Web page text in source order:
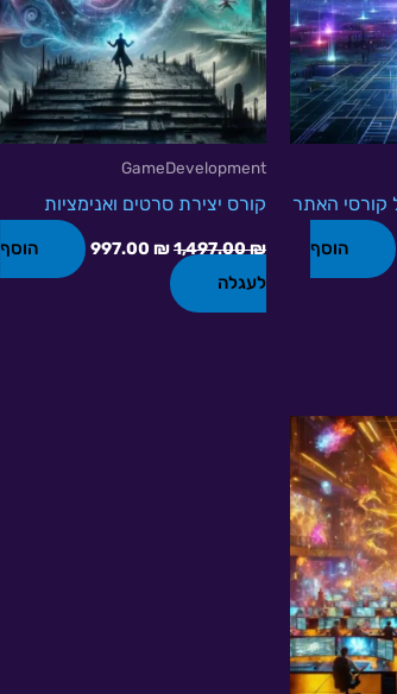
קורסי האתר
הוסף
GameDevelopment
קורס יצירת סרטים ואנימציות
1,497.00₪
997.00 ₪
הוסף
לעגלה
זה
יש
מספר
סוגים.
ניתן
לבחור
את
האפשרויות